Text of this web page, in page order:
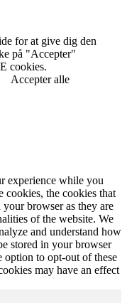
for at give dig den
på "Accepter"
cookies.
Accepter alle
experience while you
cookies, the cookies that
your browser as they are
of the website. We
and understand how
stored in your browser
option to opt-out of these
may have an effect